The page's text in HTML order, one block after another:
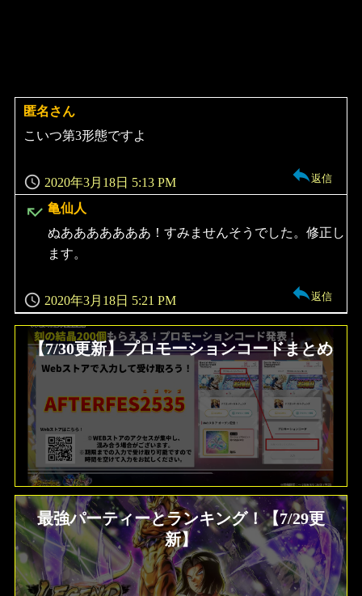
匿名さん
よ
り:
2020年3月18日 5:13 PM
こいつ第3形態ですよ
返信
亀仙人
よ
2020年3月18日 5:21 PM
ぬあああああああ！すみませんそうでした。修正し
ます。
返信
【7/30更新】プロモーションコードまとめ
最強パーティーとランキング！【7/29更
新】